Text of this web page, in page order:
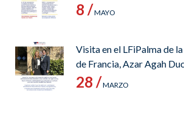
8 /MAYO
Visita en el LFiPalma de
de Francia, Azar Agah
28 /MARZO